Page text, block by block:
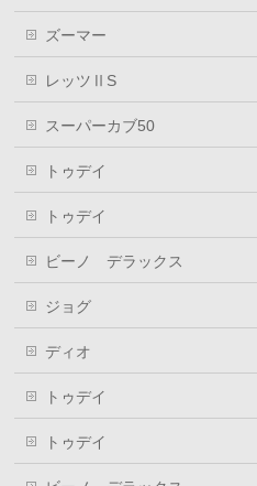
ズーマー
レッツⅡS
スーパーカブ50
トゥデイ
トゥデイ
ビーノ デラックス
ジョグ
ディオ
トゥデイ
トゥデイ